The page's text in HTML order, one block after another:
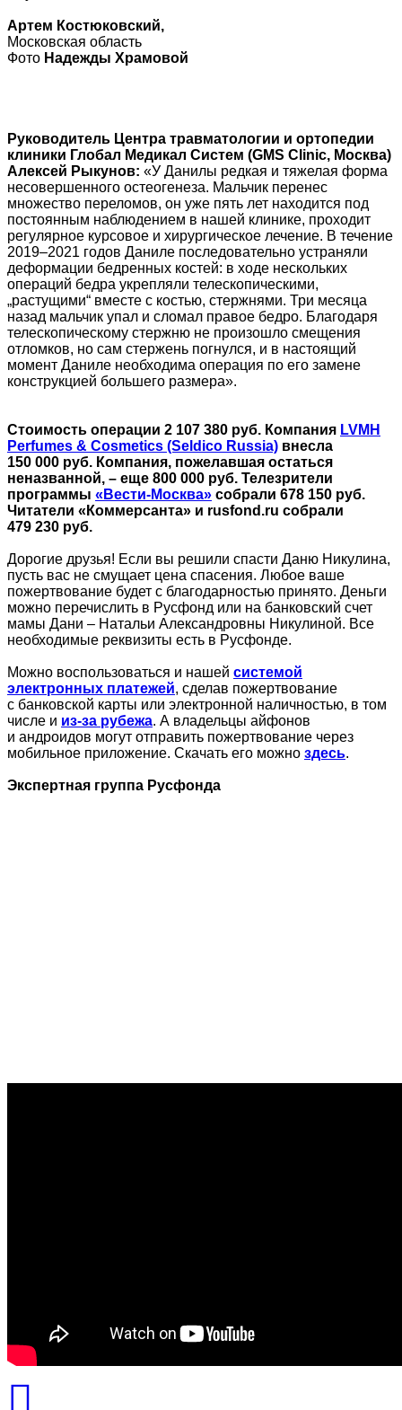
Артем Костюковский,
Московская область
Фото Надежды Храмовой
Руководитель Центра травматологии и ортопедии
клиники Глобал Медикал Систем (GMS Clinic, Москва)
Алексей Рыкунов: «У Данилы редкая и тяжелая форма
несовершенного остеогенеза. Мальчик перенес
множество переломов, он уже пять лет находится под
постоянным наблюдением в нашей клинике, проходит
регулярное курсовое и хирургическое лечение. В течение
2019–2021 годов Даниле последовательно устраняли
деформации бедренных костей: в ходе нескольких
операций бедра укрепляли телескопическими,
„растущими“ вместе с костью, стержнями. Три месяца
назад мальчик упал и сломал правое бедро. Благодаря
телескопическому стержню не произошло смещения
отломков, но сам стержень погнулся, и в настоящий
момент Даниле необходима операция по его замене
конструкцией большего размера».
Стоимость операции 2 107 380 руб. Компания LVMH
Perfumes & Cosmetics (Seldico Russia) внесла
150 000 руб. Компания, пожелавшая остаться
неназванной, – еще 800 000 руб. Телезрители
программы «Вести-Москва» собрали 678 150 руб.
Читатели «Коммерсанта» и rusfond.ru собрали
479 230 руб.
Дорогие друзья! Если вы решили спасти Даню Никулина,
пусть вас не смущает цена спасения. Любое ваше
пожертвование будет с благодарностью принято. Деньги
можно перечислить в Русфонд или на банковский счет
мамы Дани – Натальи Александровны Никулиной. Все
необходимые реквизиты есть в Русфонде.
Можно воспользоваться и нашей системой
электронных платежей, сделав пожертвование
с банковской карты или электронной наличностью, в том
числе и из-за рубежа. А владельцы айфонов
и андроидов могут отправить пожертвование через
мобильное приложение. Скачать его можно здесь.
Экспертная группа Русфонда